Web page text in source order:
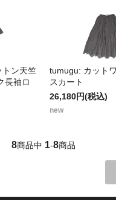
ン天竺
長袖ロ
tumugu: カット
スカート
26,180円(税込)
new
8商品中 1-8商品